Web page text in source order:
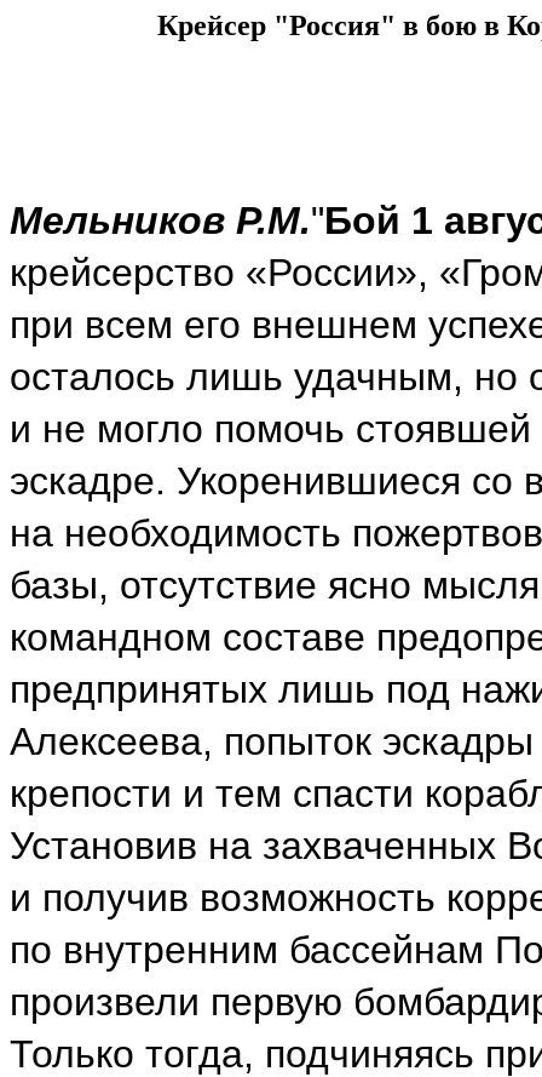
Крейсер "Россия" в бою в
Мельников Р.М."Бой 1
крейсерство «России»,
при всем его внешнем
осталось лишь удачным, но
и не могло помочь
эскадре. Укоренившиеся со
на необходимость
базы, отсутствие ясно
командном составе
предпринятых лишь под
Алексеева, попыток
крепости и тем спасти
Установив на захваченных
и получив возможность
по внутренним бассейнам
произвели первую
Только тогда, подчиняясь